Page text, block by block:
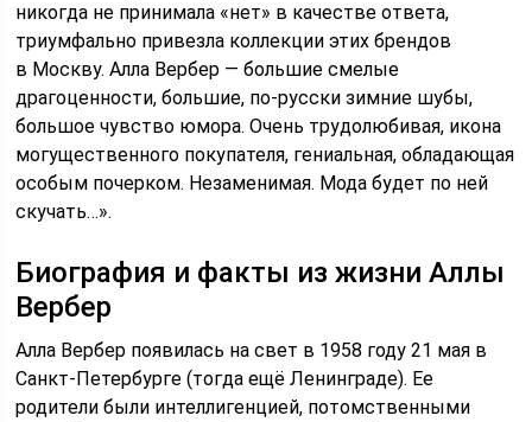
никогда не принимала «нет» в качестве ответа,
триумфально привезла коллекции этих брендов
в Москву. Алла Вербер — большие смелые
драгоценности, большие, по-русски зимние шубы,
большое чувство юмора. Очень трудолюбивая, икона
могущественного покупателя, гениальная, обладающая
особым почерком. Незаменимая. Мода будет по ней
скучать…».
Биография и факты из жизни Аллы
Вербер
Алла Вербер появилась на свет в 1958 году 21 мая в
Санкт-Петербурге (тогда ещё Ленинграде). Ее
родители были интеллигенцией, потомственными